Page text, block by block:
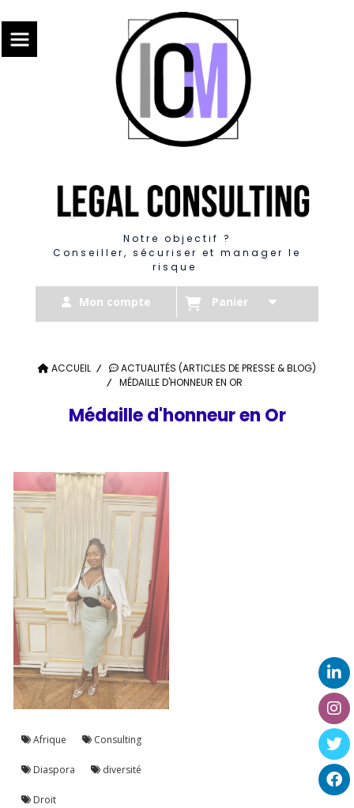
Notre objectif ?
Conseiller, sécuriser et manager le
risque
Mon compte Panier
ACCUEIL
ACTUALITÉS (ARTICLES DE PRESSE & BLOG)
MÉDAILLE D'HONNEUR EN OR
Médaille d'honneur en Or
Afrique Consulting
Diaspora diversité
Droit